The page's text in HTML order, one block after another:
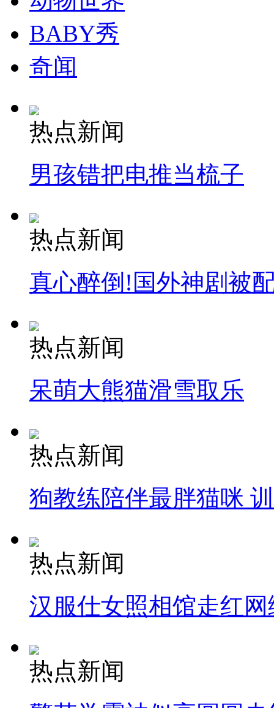
消防员救轻生者 花炮节热闹非凡
司机酒驾遇交警 急速倒车逃窜
BABY秀
奇闻
热点新闻
男孩错把电推当梳子
热点新闻
真心醉倒!国外神剧被
热点新闻
呆萌大熊猫滑雪取乐
热点新闻
狗教练陪伴最胖猫咪
热点新闻
汉服仕女照相馆走红网
热点新闻